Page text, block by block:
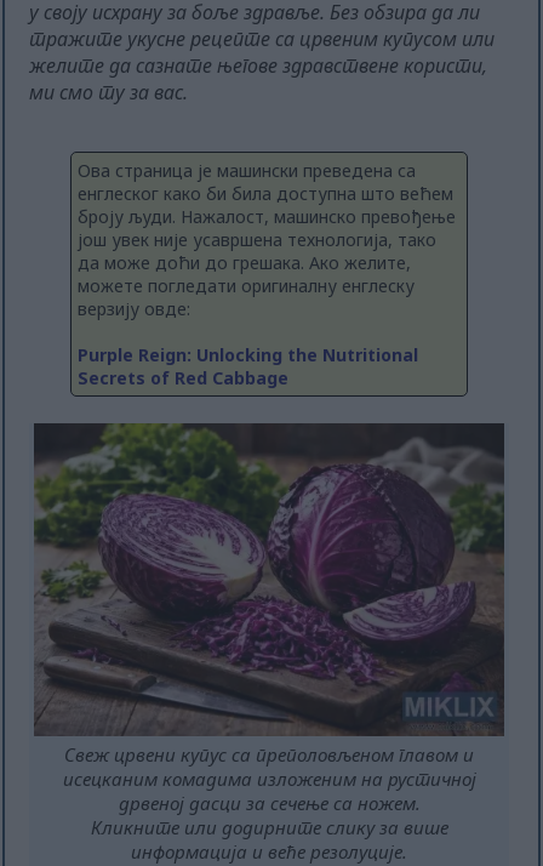
у своју исхрану за боље здравље. Без обзира да ли
тражите укусне рецепте са црвеним купусом или
желите да сазнате његове здравствене користи,
ми смо ту за вас.
Ова страница је машински преведена са
енглеског како би била доступна што већем
броју људи. Нажалост, машинско превођење
још увек није усавршена технологија, тако
да може доћи до грешака. Ако желите,
можете погледати оригиналну енглеску
верзију овде:
Purple Reign: Unlocking the Nutritional
Secrets of Red Cabbage
Свеж црвени купус са преполовљеном главом и
исецканим комадима изложеним на рустичној
дрвеној дасци за сечење са ножем.
Кликните или додирните слику за више
информација и веће резолуције.